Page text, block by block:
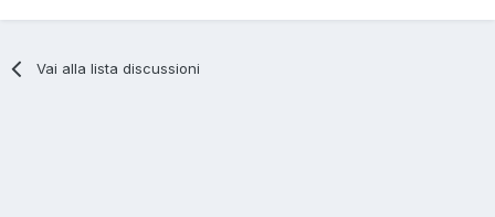
Vai alla lista discussioni